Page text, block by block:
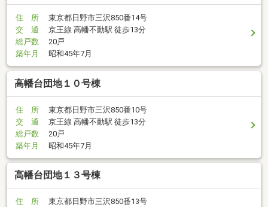
住 所
東京都日野市三沢850番14号
交 通
京王線 高幡不動駅 徒歩13分
総戸数
20戸
築年月
昭和45年7月
高幡台団地１０号棟
住 所
東京都日野市三沢850番10号
交 通
京王線 高幡不動駅 徒歩13分
総戸数
20戸
築年月
昭和45年7月
高幡台団地１３号棟
住 所
東京都日野市三沢850番13号